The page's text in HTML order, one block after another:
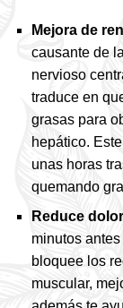
Mejora de
causante de
nervioso
traduce en
grasas para
hepático.
unas horas
quemando
Reduce
minutos
bloquee los
muscular,